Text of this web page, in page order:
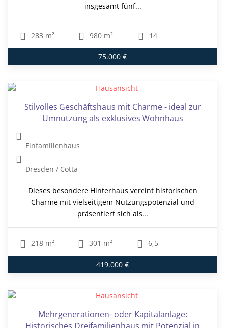
insgesamt fünf...
283 m² 980 m² 14
75.000 €
Stilvolles Geschäftshaus mit Charme - ideal zur
Umnutzung als exklusives Wohnhaus
Einfamilienhaus
Dresden / Cotta
Dieses besondere Hinterhaus vereint historischen
Charme mit vielseitigem Nutzungspotenzial und
präsentiert sich als...
218 m² 301 m² 6,5
419.000 €
Mehrgenerationen- oder Kapitalanlage: